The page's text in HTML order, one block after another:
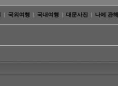
국외여행 국내여행 대문사진 나에 관해